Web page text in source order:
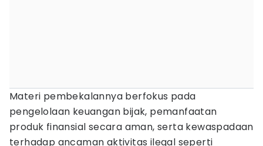
Materi pembekalannya berfokus pada
pengelolaan keuangan bijak, pemanfaatan
produk finansial secara aman, serta kewaspadaan
terhadap ancaman aktivitas ilegal seperti